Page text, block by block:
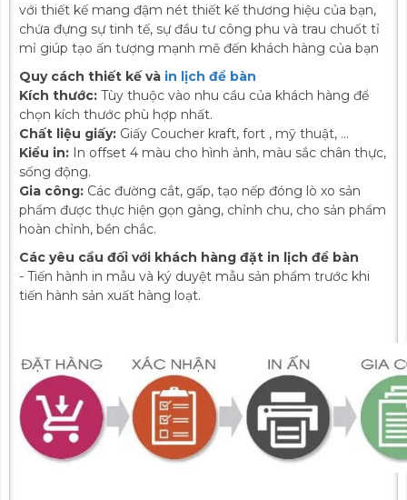
với thiết kế mang đậm nét thiết kế thương hiệu của bạn,
chứa đựng sự tinh tế, sự đầu tư công phu và trau chuốt tỉ
mỉ giúp tạo ấn tượng mạnh mẽ đến khách hàng của bạn
Quy cách thiết kế và in lịch để bàn
Kích thước: Tùy thuộc vào nhu cầu của khách hàng để
chọn kích thước phù hợp nhất.
Chất liệu giấy: Giấy Coucher kraft, fort , mỹ thuật, ...
Kiểu in: In offset 4 màu cho hình ảnh, màu sắc chân thực,
sống động.
Gia công: Các đường cắt, gấp, tạo nếp đóng lò xo sản
phẩm được thực hiện gọn gàng, chỉnh chu, cho sản phẩm
hoàn chỉnh, bền chắc.
Các yêu cầu đối với khách hàng đặt in lịch để bàn
- Tiến hành in mẫu và ký duyệt mẫu sản phẩm trước khi
tiến hành sản xuất hàng loạt.